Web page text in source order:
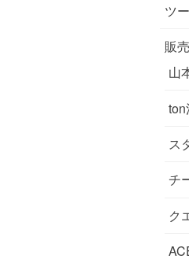
ツ
販
山
ton
ス
チ
ク